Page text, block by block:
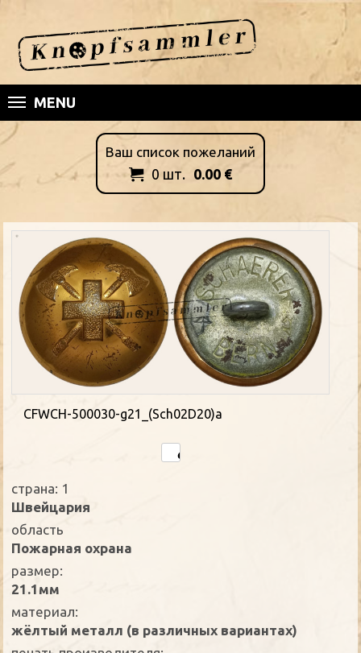
MENU
Ваш список пожеланий
 0 шт. 0.00 €
CFWCH-500030-g21_(Sch02D20)a
страна: 1
Швейцария
oбласть
Пожарная охрана
размер:
21.1мм
материал:
жёлтый металл (в различных вариантах)